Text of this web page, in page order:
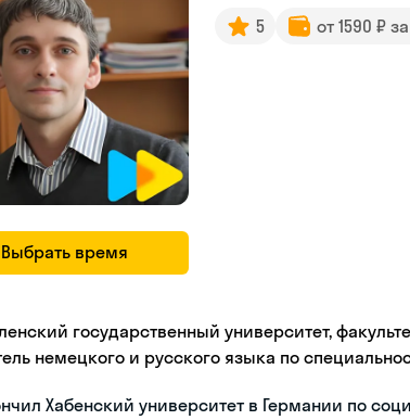
Выбрать время
5 от 1590 ₽
государственный университет,
немецкого и русского языка по
Хабенский университет в Германии по